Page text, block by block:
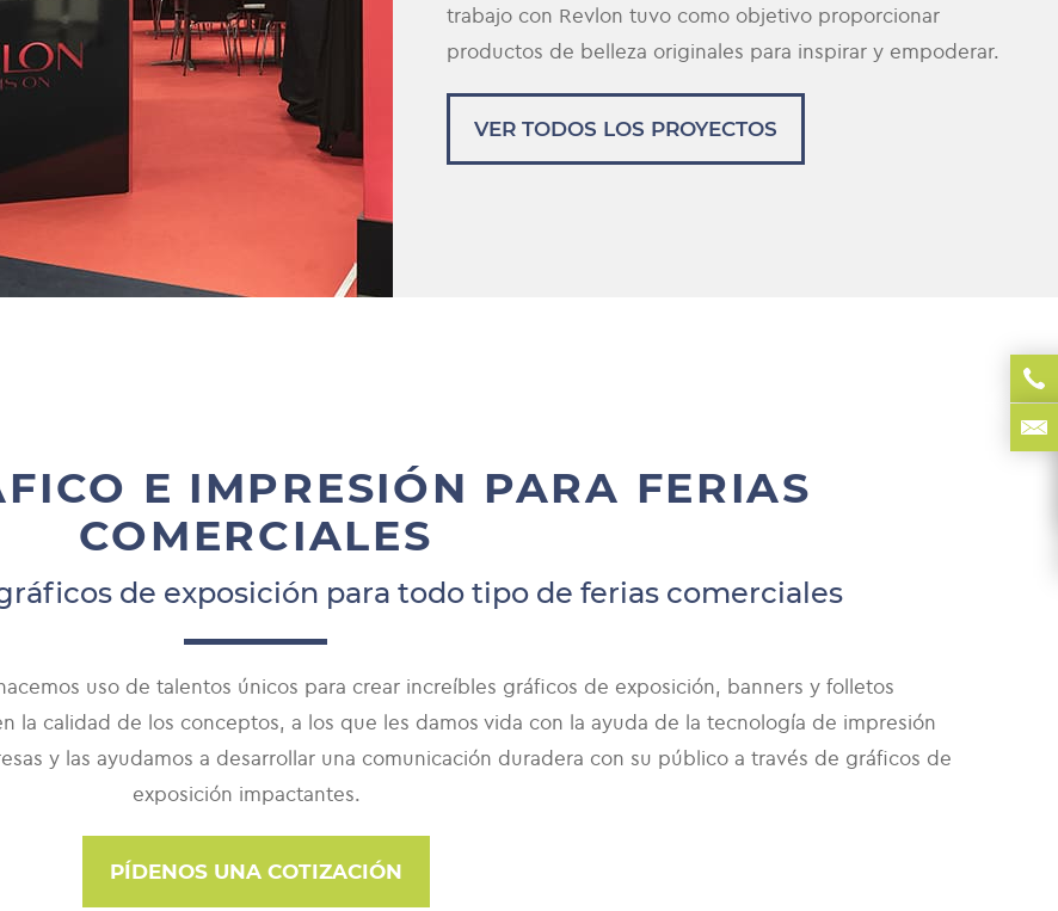
trabajo con Revlon tuvo como objetivo proporcionar
productos de belleza originales para inspirar y empoderar.
VER TODOS LOS PROYECTOS
E IMPRESIÓN PARA FERIAS
COMERCIALES
de exposición para todo tipo de ferias comerciales
uso de talentos únicos para crear increíbles gráficos de exposición, banners y folletos
la calidad de los conceptos, a los que les damos vida con la ayuda de la tecnología de impresión
y las ayudamos a desarrollar una comunicación duradera con su público a través de gráficos de
exposición impactantes.
PÍDENOS UNA COTIZACIÓN